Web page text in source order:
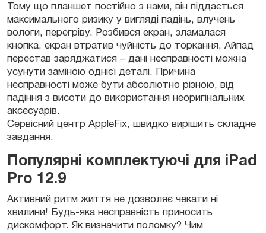
Тому що планшет постійно з нами, він піддається
максимального ризику у вигляді падінь, влучень
вологи, перегріву. Розбився екран, зламалася
кнопка, екран втратив чуйність до торкання, Айпад
перестав заряджатися – дані несправності можна
усунути заміною однієї деталі. Причина
несправності може бути абсолютно різною, від
падіння з висоти до використання неоригінальних
аксесуарів.
Сервісний центр AppleFix, швидко вирішить складне
завдання.
Популярні комплектуючі для iPad
Pro 12.9
Активний ритм життя не дозволяє чекати ні
хвилини! Будь-яка несправність приносить
дискомфорт. Як визначити поломку? Чим